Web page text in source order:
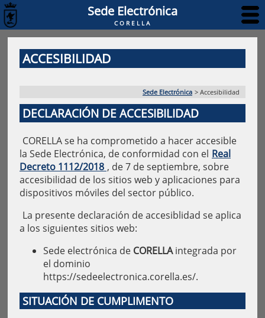
Sede Electrónica
CORELLA
ACCESIBILIDAD
Sede Electrónica > Accesibilidad
DECLARACIÓN DE ACCESIBILIDAD
CORELLA se ha comprometido a hacer accesible
la Sede Electrónica, de conformidad con el Real
Decreto 1112/2018 , de 7 de septiembre, sobre
accesibilidad de los sitios web y aplicaciones para
dispositivos móviles del sector público.
La presente declaración de accesiblidad se aplica
a los siguientes sitios web:
Sede electrónica de CORELLAintegrada por
el dominio
https://sedeelectronica.corella.es/.
SITUACIÓN DE CUMPLIMENTO